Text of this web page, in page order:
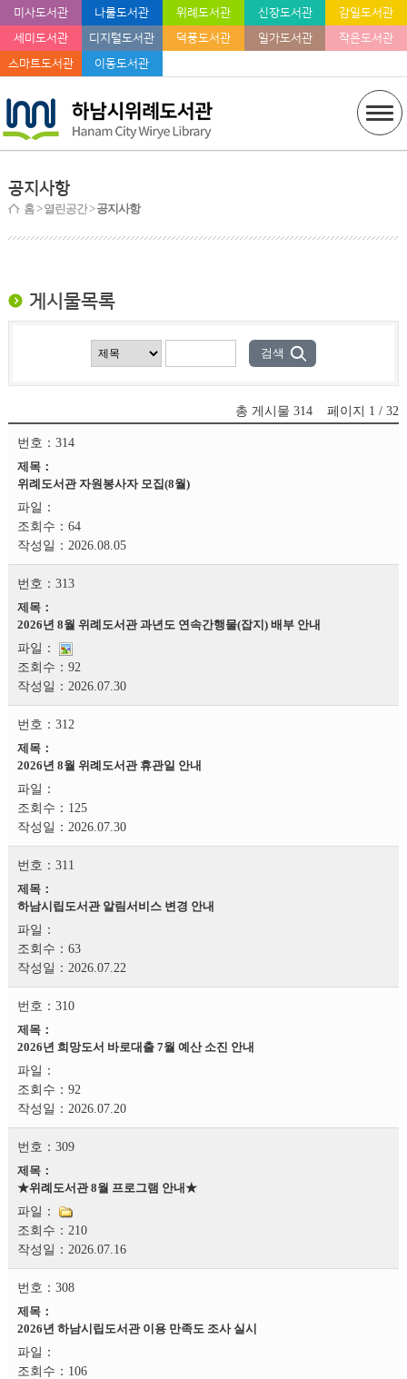
미사도서관 나룰도서관 위례도서관 신장도서관
감일도서관
세미도서관
디지털도서관 덕풍도서관 일가도서관
작은도서관
스마트도서관
이동도서관
공지사항
홈> 열린공간 >공지사항
게시물목록
총 게시물314 페이지 1 / 32
314
위례도서관 자원봉사자 모집(8월)
64
2026.08.05
313
2026년 8월 위례도서관 과년도 연속간행물(잡지) 배부 안내
92
2026.07.30
312
2026년 8월 위례도서관 휴관일 안내
125
2026.07.30
311
하남시립도서관 알림서비스 변경 안내
63
2026.07.22
310
2026년 희망도서 바로대출 7월 예산 소진 안내
92
2026.07.20
309
★위례도서관 8월 프로그램 안내★
210
2026.07.16
308
2026년 하남시립도서관 이용 만족도 조사 실시
106